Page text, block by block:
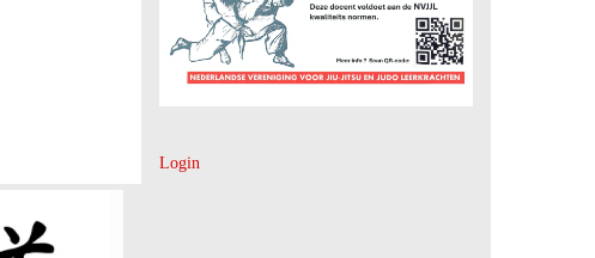
Login